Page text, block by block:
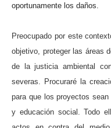
oportunamente los daños.
Preocupado por este
objetivo, proteger las áreas
de la justicia ambiental
severas. Procuraré la
para que los proyectos
y educación social. Todo